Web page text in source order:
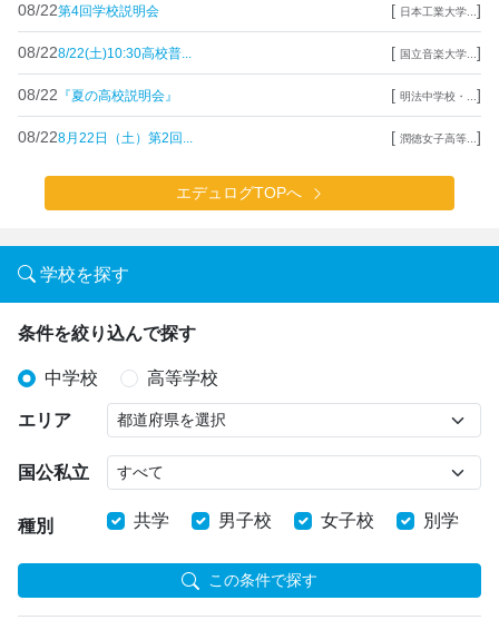
08/22第4回学校説明会 [ 日本工業大学... ]
08/228/22(土)10:30高校普... [ 国立音楽大学... ]
08/22 『夏の高校説明会』 [ 明法中学校・... ]
08/228月22日（土）第2回... [ 潤徳女子高等... ]
エデュログTOPへ
学校を探す
条件を絞り込んで探す
中学校 高等学校
エリア
国公私立
種別 共学 男子校 女子校 別学
この条件で探す